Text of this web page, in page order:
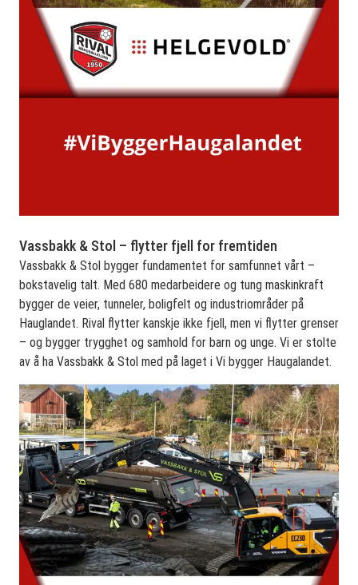
Vassbakk & Stol – flytter fjell for fremtiden
Vassbakk & Stol bygger fundamentet for samfunnet vårt –
bokstavelig talt. Med 680 medarbeidere og tung maskinkraft
bygger de veier, tunneler, boligfelt og industriområder på
Hauglandet. Rival flytter kanskje ikke fjell, men vi flytter grenser
– og bygger trygghet og samhold for barn og unge. Vi er stolte
av å ha Vassbakk & Stol med på laget i Vi bygger Haugalandet.